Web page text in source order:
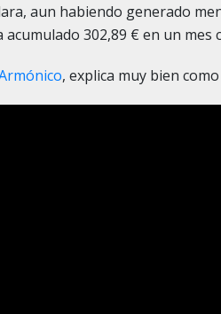
aun habiendo generado
302,89 € en un mes
, explica muy bien